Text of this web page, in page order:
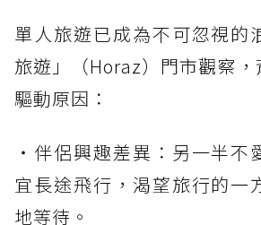
單人旅遊已成為不可忽視的
旅遊」（Horaz）門市觀察
驅動原因：
・伴侶興趣差異：另一半不
宜長途飛行，渴望旅行的一
地等待。